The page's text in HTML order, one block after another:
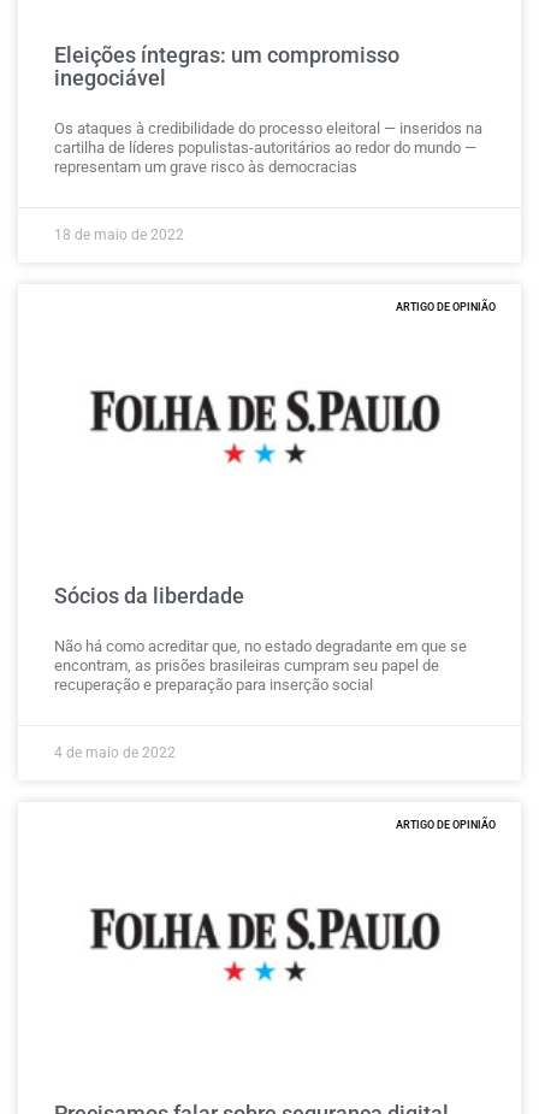
Eleições íntegras: um compromisso
inegociável
Os ataques à credibilidade do processo eleitoral — inseridos na
cartilha de líderes populistas-autoritários ao redor do ​mundo —
representam um grave risco às democracias
18 de maio de 2022
ARTIGO DE OPINIÃO
Sócios da liberdade
Não há como acreditar que, no estado degradante em que se
encontram, as prisões brasileiras cumpram seu papel de
recuperação e preparação para inserção social
4 de maio de 2022
ARTIGO DE OPINIÃO